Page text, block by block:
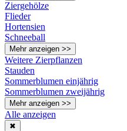
Ziergehölze
Flieder
Hortensien
Schneeball
Mehr anzeigen >>
Weitere Zierpflanzen
Stauden
Sommerblumen einjährig
Sommerblumen zweijährig
Mehr anzeigen >>
Alle anzeigen
✖